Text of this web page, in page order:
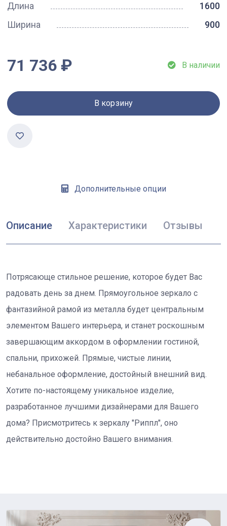
Длина
1600
Ширина
900
71 736 ₽ В наличии
В корзину
Дополнительные опции
Описание Характеристики Отзывы
Потрясающе стильное решение, которое будет Вас
радовать день за днем. Прямоугольное зеркало с
фантазийной рамой из металла будет центральным
элементом Вашего интерьера, и станет роскошным
завершающим аккордом в оформлении гостиной,
спальни, прихожей. Прямые, чистые линии,
небанальное оформление, достойный внешний вид.
Хотите по-настоящему уникальное изделие,
разработанное лучшими дизайнерами для Вашего
дома? Присмотритесь к зеркалу "Риппл", оно
действительно достойно Вашего внимания.